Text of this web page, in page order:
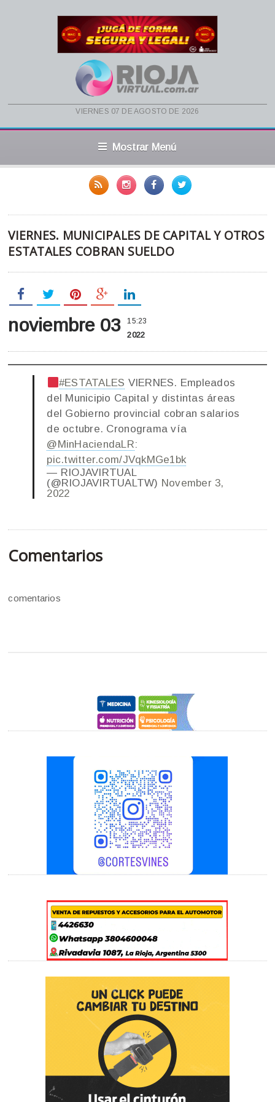
viernes 07 de agosto de 2026
Mostrar Menú
VIERNES. MUNICIPALES DE CAPITAL Y OTROS
ESTATALES COBRAN SUELDO
noviembre 03 15:23
2022
#ESTATALES VIERNES. Empleados
del Municipio Capital y distintas áreas
del Gobierno provincial cobran salarios
de octubre. Cronograma vía
@MinHaciendaLR:
pic.twitter.com/JVqkMGe1bk
— RIOJAVIRTUAL
(@RIOJAVIRTUALTW) November 3,
2022
Comentarios
comentarios